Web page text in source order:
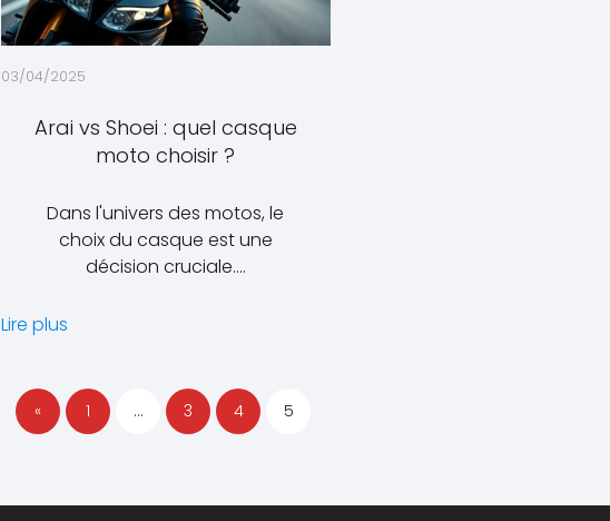
03/04/2025
Arai vs Shoei : quel casque
moto choisir ?
Dans l'univers des motos, le
choix du casque est une
décision cruciale.…
Lire plus
« 1 … 3 4 5